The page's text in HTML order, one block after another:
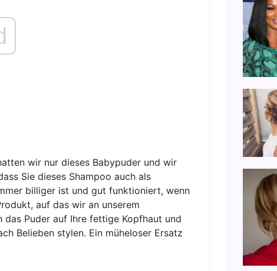
wir nur dieses Babypuder und wir
Sie dieses Shampoo auch als
billiger ist und gut funktioniert, wenn
auf das wir an unserem
das Puder auf Ihre fettige Kopfhaut und
Belieben stylen. Ein müheloser Ersatz